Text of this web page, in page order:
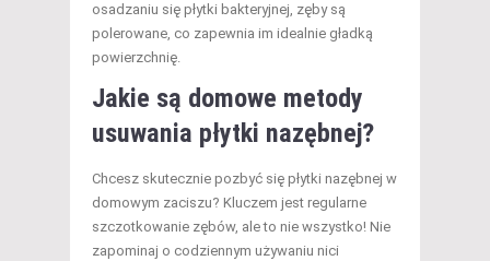
osadzaniu się płytki bakteryjnej, zęby są
polerowane, co zapewnia im idealnie gładką
powierzchnię.
Jakie są domowe metody
usuwania płytki nazębnej?
Chcesz skutecznie pozbyć się płytki nazębnej w
domowym zaciszu? Kluczem jest regularne
szczotkowanie zębów, ale to nie wszystko! Nie
zapominaj o codziennym używaniu nici